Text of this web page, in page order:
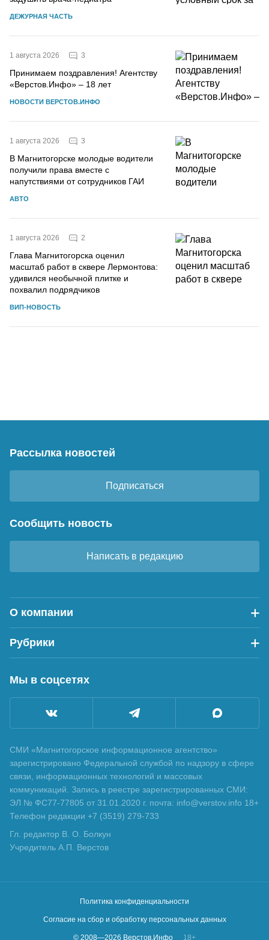
ДЕЖУРНАЯ ЧАСТЬ
1 августа 2026 3
Принимаем поздравления! Агентству
«Верстов.Инфо» – 18 лет
НОВОСТИ ВЕРСТОВ.ИНФО
1 августа 2026 3
В Магнитогорске молодые водители
получили права вместе с
напутствиями от сотрудников ГАИ
АВТО
1 августа 2026 2
Глава Магнитогорска оценил
масштаб работ в сквере Лермонтова:
удивился необычной плитке и
похвалил подрядчиков
ВИП-НОВОСТЬ
Рассылка новостей
Подписаться
Сообщить новость
Написать в редакцию
О компании
Рубрики
Мы в соцсетях
СМИ «Магнитогорское информационное агентство»
зарегистрировано Федеральной службой по надзору в сфере
связи, информационных технологий и массовых
коммуникаций. Запись в реестре зарегистрированных СМИ:
ЭЛ № ФС77-77805 от 31.01.2020 г. почта: info@verstov.info 18+
Телефон редакции +7 (3519) 279-733
Гл. редактор В. О. Болкун
Учредитель А.П. Верстов
Политика конфиденциальности
Согласие на сбор и обработку персональных данных
© 2008—2026 Верстов.Инфо 18+